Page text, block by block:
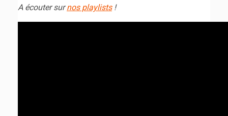
A écouter surnos playlists!